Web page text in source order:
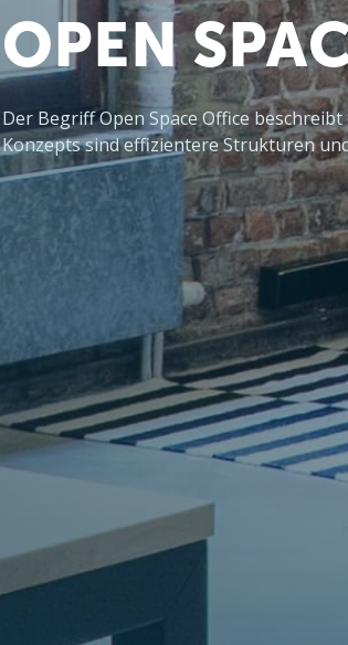
OPEN
Der Begriff Open Space Office
Konzepts sind effizientere Strukturen